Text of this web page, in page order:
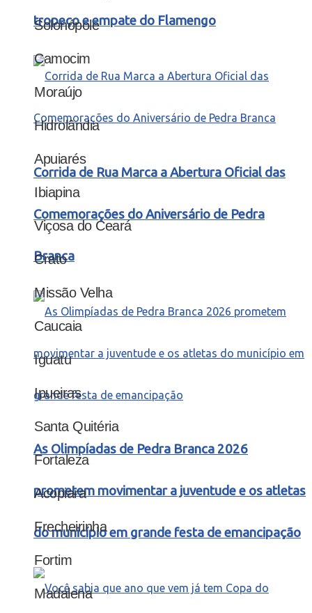
tropeço e empate do Flamengo
Corrida de Rua Marca a Abertura Oficial das
Comemorações do Aniversário de Pedra
Branca
As Olimpíadas de Pedra Branca 2026
prometem movimentar a juventude e os atletas
do município em grande festa de emancipação
Solonópole
Camocim
Moraújo
Hidrolândia
Apuiarés
Ibiapina
Viçosa do Ceará
Crato
Missão Velha
Caucaia
Iguatu
Ipueiras
Santa Quitéria
Fortaleza
Acopiara
Frecheirinha
Fortim
Madalena